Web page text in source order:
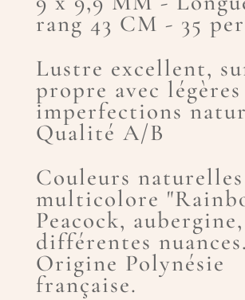
rang 43 CM - 35
Lustre excellent,
propre avec légères
imperfections
Qualité A/B
Couleurs naturelles
multicolore
Peacock, aubergine,
différentes nuances.
Origine Polynésie
française.